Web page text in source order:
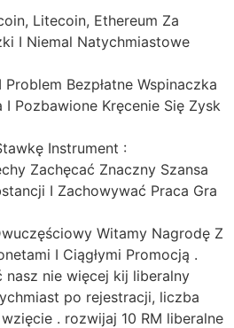
Litecoin, Ethereum Za
I Niemal Natychmiastowe
Problem Bezpłatne Wspinaczka
I Pozbawione Kręcenie Się Zysk
Instrument :
Zachęcać Znaczny Szansa
I Zachowywać Praca Gra
Witamy Nagrodę Z
I Ciągłymi Promocją .
nie więcej kij liberalny
po rejestracji, liczba
. rozwijaj 10 RM liberalne